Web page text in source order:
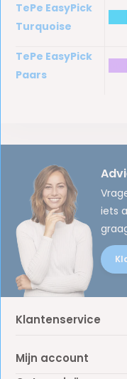
TePe EasyPick
Turquoise
TePe EasyPick
Paars
iets
Klantenservice
Mijn account